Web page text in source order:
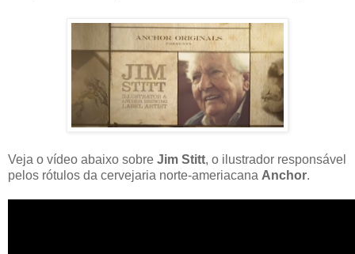
Veja o vídeo abaixo sobre Jim Stitt, o ilustrador responsável
pelos rótulos da cervejaria norte-ameriacana Anchor.